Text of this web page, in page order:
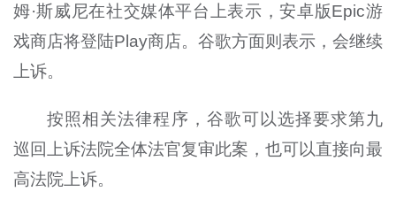
姆·斯威尼在社交媒体平台上表示，安卓版Epic游
戏商店将登陆Play商店。谷歌方面则表示，会继续
上诉。
按照相关法律程序，谷歌可以选择要求第九
巡回上诉法院全体法官复审此案，也可以直接向最
高法院上诉。